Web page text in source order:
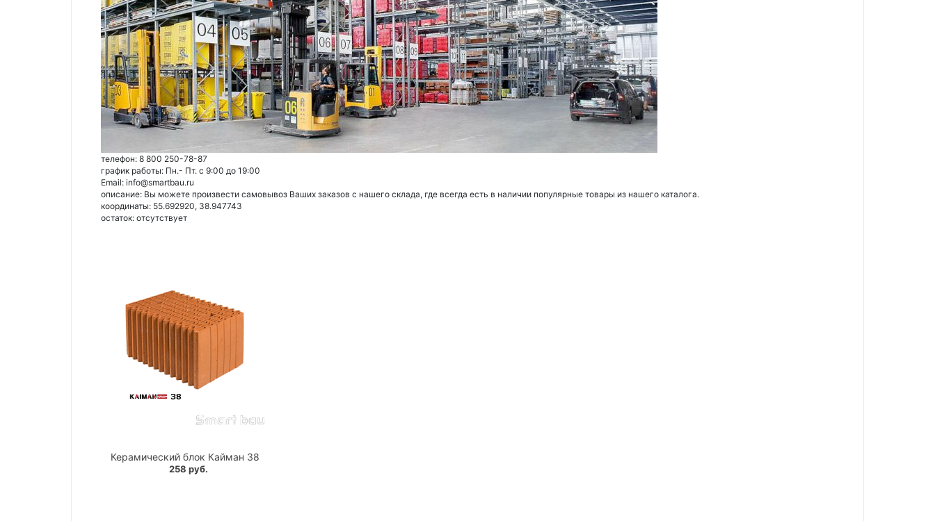
телефон: 8 800 250-78-87
график работы: Пн.- Пт. с 9:00 до 19:00
Email: info@smartbau.ru
описание: Вы можете произвести самовывоз Ваших заказов с нашего склада, где всегда есть в наличии популярные товары из нашего каталога.
координаты: 55.692920, 38.947743
остаток: отсутствует
Керамический блок Кайман 38
258 руб.